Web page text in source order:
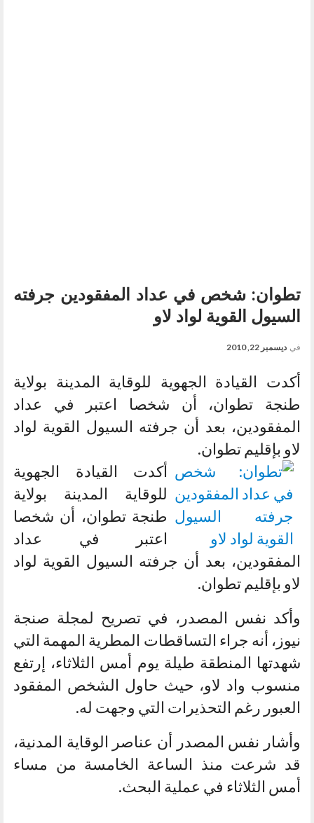
تطوان: شخص في عداد المفقودين جرفته
السيول القوية لواد لاو
في ديسمبر 22, 2010
أكدت القيادة الجهوية للوقاية المدينة بولاية
طنجة تطوان، أن شخصا اعتبر في عداد
المفقودين، بعد أن جرفته السيول القوية لواد
لاو بإقليم تطوان.
أكدت القيادة الجهوية
للوقاية المدينة بولاية
طنجة تطوان، أن شخصا
اعتبر في عداد
المفقودين، بعد أن جرفته السيول القوية لواد
لاو بإقليم تطوان.
وأكد نفس المصدر، في تصريح لمجلة صنجة
نيوز، أنه جراء التساقطات المطرية المهمة التي
شهدتها المنطقة طيلة يوم أمس الثلاثاء، إرتفع
منسوب واد لاو، حيث حاول الشخص المفقود
العبور رغم التحذيرات التي وجهت له.
وأشار نفس المصدر أن عناصر الوقاية المدنية،
قد شرعت منذ الساعة الخامسة من مساء
أمس الثلاثاء في عملية البحث.